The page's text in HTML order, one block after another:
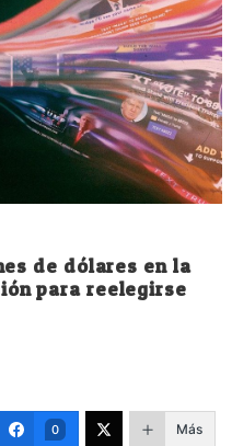
de dólares en la
para reelegirse
0 Más